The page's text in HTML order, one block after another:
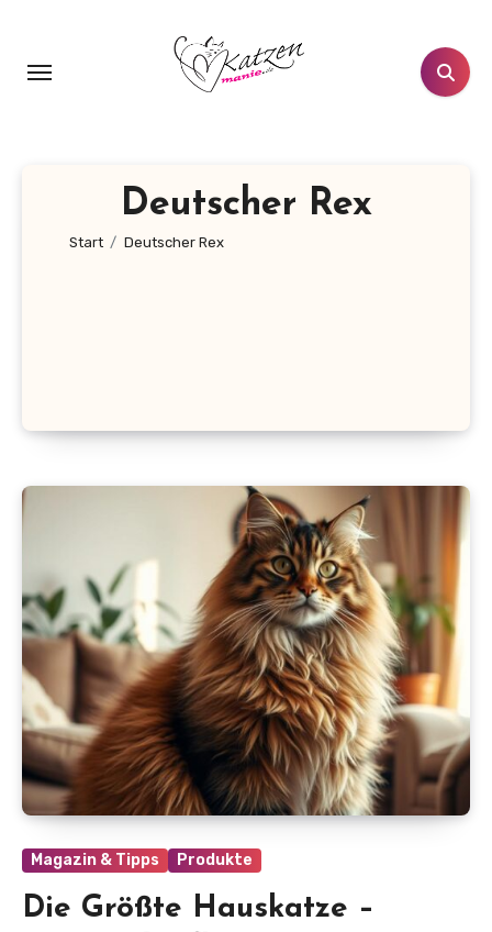
springen
Deutscher Rex
Start Deutscher Rex
Magazin & Tipps Produkte
Die Größte Hauskatze –